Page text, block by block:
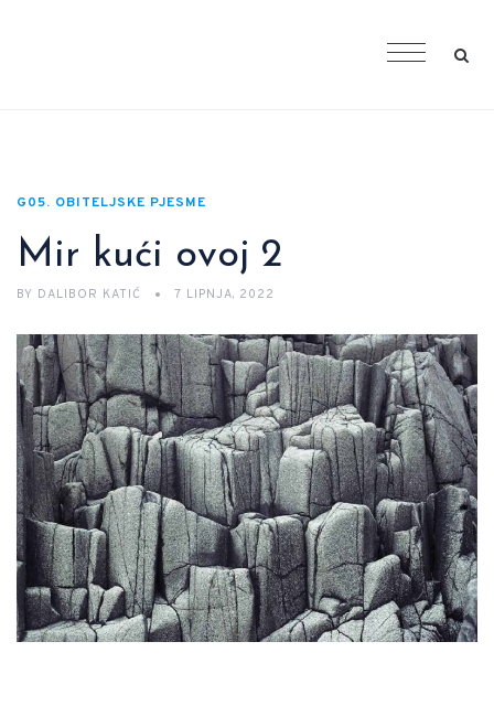
G05. OBITELJSKE PJESME
Mir kući ovoj 2
BY DALIBOR KATIĆ 7 LIPNJA, 2022